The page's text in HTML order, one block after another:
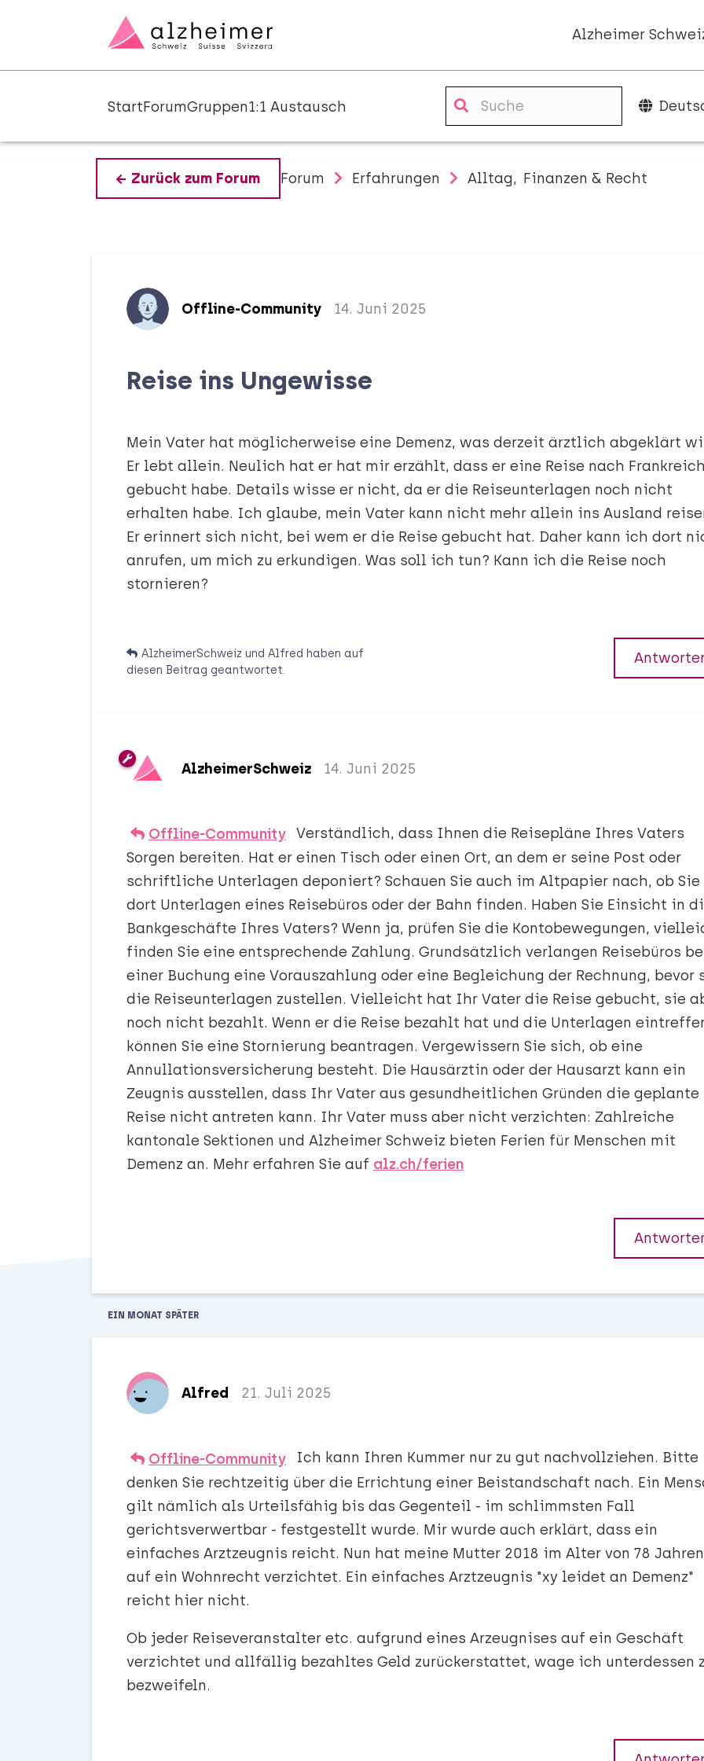
Alzheimer
StartForumGruppen1:1 Austausch
Zurück zum Forum Forum Erfahrungen Alltag Finanzen & Recht
Offline-Community 14. Juni 2025
Reise ins Ungewisse
Mein Vater hat möglicherweise eine Demenz, was derzeit ärztlich abgeklärt
Er lebt allein. Neulich hat er hat mir erzählt, dass er eine Reise nach
gebucht habe. Details wisse er nicht, da er die Reiseunterlagen noch nicht
erhalten habe. Ich glaube, mein Vater kann nicht mehr allein ins Ausland
Er erinnert sich nicht, bei wem er die Reise gebucht hat. Daher kann ich dort
anrufen, um mich zu erkundigen. Was soll ich tun? Kann ich die Reise noch
stornieren?
AlzheimerSchweiz und Alfred haben auf
diesen Beitrag geantwortet.
AlzheimerSchweiz 14. Juni 2025
Offline-Community Verständlich, dass Ihnen die Reisepläne Ihres Vaters
Sorgen bereiten. Hat er einen Tisch oder einen Ort, an dem er seine Post oder
schriftliche Unterlagen deponiert? Schauen Sie auch im Altpapier nach, ob Sie
dort Unterlagen eines Reisebüros oder der Bahn finden. Haben Sie Einsicht in
Bankgeschäfte Ihres Vaters? Wenn ja, prüfen Sie die Kontobewegungen,
finden Sie eine entsprechende Zahlung. Grundsätzlich verlangen Reisebüros
einer Buchung eine Vorauszahlung oder eine Begleichung der Rechnung, bevor
die Reiseunterlagen zustellen. Vielleicht hat Ihr Vater die Reise gebucht, sie
noch nicht bezahlt. Wenn er die Reise bezahlt hat und die Unterlagen
können Sie eine Stornierung beantragen. Vergewissern Sie sich, ob eine
Annullationsversicherung besteht. Die Hausärztin oder der Hausarzt kann ein
Zeugnis ausstellen, dass Ihr Vater aus gesundheitlichen Gründen die geplante
Reise nicht antreten kann. Ihr Vater muss aber nicht verzichten: Zahlreiche
kantonale Sektionen und Alzheimer Schweiz bieten Ferien für Menschen mit
Demenz an. Mehr erfahren Sie auf alz.ch/ferien
EIN MONAT SPÄTER
Alfred 21. Juli 2025
Offline-Community
Ich kann Ihren Kummer nur zu gut nachvollziehen. Bitte
denken Sie rechtzeitig über die Errichtung einer Beistandschaft nach. Ein
gilt nämlich als Urteilsfähig bis das Gegenteil - im schlimmsten Fall
gerichtsverwertbar - festgestellt wurde. Mir wurde auch erklärt, dass ein
einfaches Arztzeugnis reicht. Nun hat meine Mutter 2018 im Alter von 78 Jahren
auf ein Wohnrecht verzichtet. Ein einfaches Arztzeugnis "xy leidet an Demenz"
reicht hier nicht.
Ob jeder Reiseveranstalter etc. aufgrund eines Arzeugnises auf ein Geschäft
verzichtet und allfällig bezahltes Geld zurückerstattet, wage ich unterdessen
bezweifeln.